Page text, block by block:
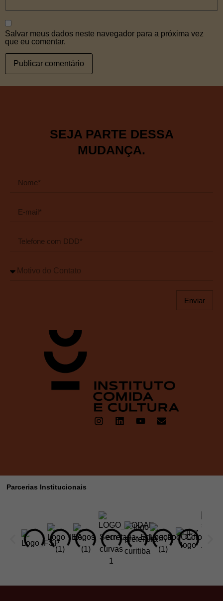
Salvar meus dados neste navegador para a próxima vez
que eu comentar.
SEJA PARTE DESSA
MUDANÇA.
Enviar
Parcerias Institucionais